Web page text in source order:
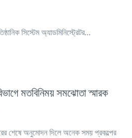
সিস্টেম অ্যাডমিনিস্ট্রেটর...
মতবিনিময় সমঝোতা স্মারক
শেষে অনুমোদন দিলে অনেক সময় প্রকল্পের